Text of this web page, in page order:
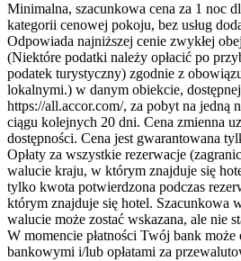
Minimalna, szacunkowa cena za 1 noc
kategorii cenowej pokoju, bez usług
Odpowiada najniższej cenie zwykłej
(Niektóre podatki należy opłacić po
podatek turystyczny) zgodnie z
lokalnymi.) w danym obiekcie,
https://all.accor.com/, za pobyt na jedną
ciągu kolejnych 20 dni. Cena zmienna
dostępności. Cena jest gwarantowana
Opłaty za wszystkie rezerwacje
walucie kraju, w którym znajduje się
tylko kwota potwierdzona podczas
którym znajduje się hotel. Szacunkowa
walucie może zostać wskazana, ale nie
W momencie płatności Twój bank może
bankowymi i/lub opłatami za